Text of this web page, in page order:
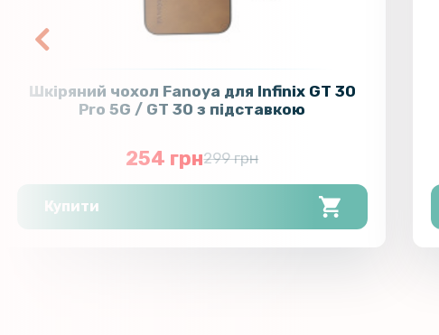
Шкіряний чохол Fanoya для Infinix GT 30
Pro 5G / GT 30 з підставкою
254 грн299 грн
Купити